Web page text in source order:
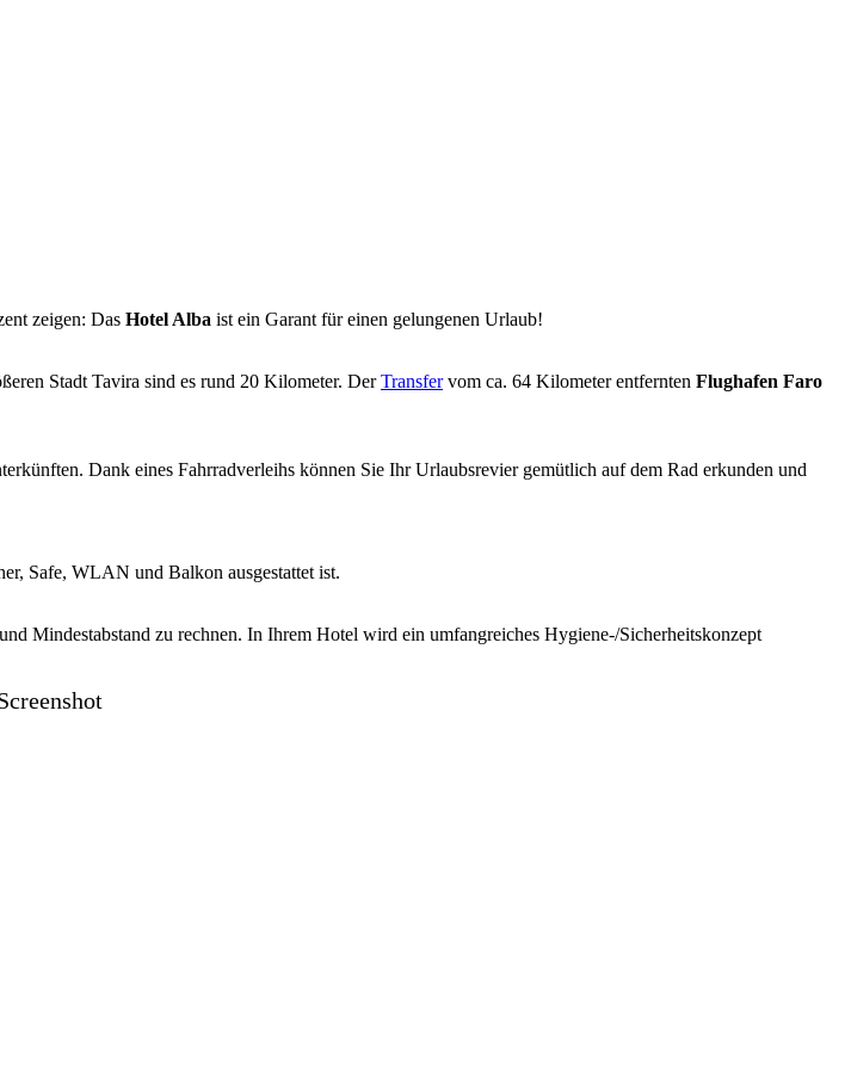
zeigen: Das Hotel Alba ist ein Garant für einen gelungenen Urlaub!
Stadt Tavira sind es rund 20 Kilometer. DerTransfervom ca. 64 Kilometer entfernten Flughafen Faro
Dank eines Fahrradverleihs können Sie Ihr Urlaubsrevier gemütlich auf dem Rad erkunden und
Safe, WLAN und Balkon ausgestattet ist.
Mindestabstand zu rechnen. In Ihrem Hotel wird ein umfangreiches Hygiene-/Sicherheitskonzept